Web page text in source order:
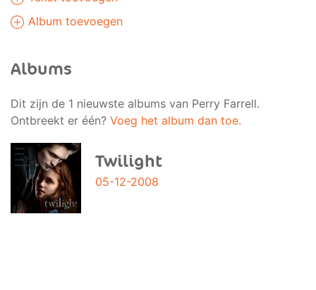
Album toevoegen
Albums
Dit zijn de 1 nieuwste albums van Perry Farrell.
Ontbreekt er één? Voeg het album dan toe.
Twilight
05-12-2008